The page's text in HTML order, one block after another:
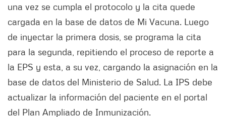
una vez se cumpla el protocolo y la cita quede
cargada en la base de datos de Mi Vacuna. Luego
de inyectar la primera dosis, se programa la cita
para la segunda, repitiendo el proceso de reporte a
la EPS y esta, a su vez, cargando la asignación en la
base de datos del Ministerio de Salud. La IPS debe
actualizar la información del paciente en el portal
del Plan Ampliado de Inmunización.